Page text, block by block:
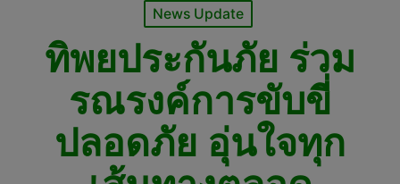
Posted
News Update
ทิพยประกันภัย ร่วม
รณรงค์การขับขี่
ปลอดภัย อุ่นใจทุก